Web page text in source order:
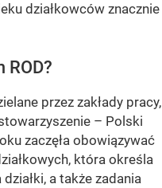
działkowców znacznie
ROD?
przez zakłady pracy,
– Polski
zaczęła obowiązywać
która określa
a także zadania